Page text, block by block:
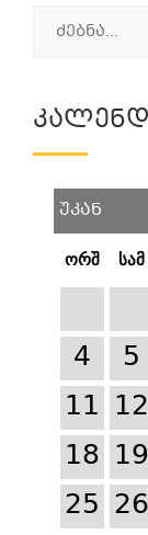
უკან
ორშ სამ
4
5
11 12
18 19
25 26